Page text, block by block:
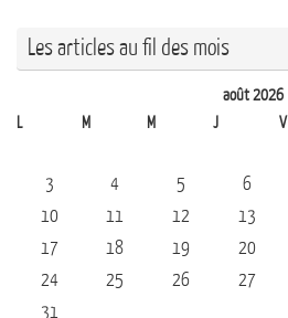
Les articles au fil des mois
août 2026
L
M M J V
3
4 5 6
10
11 12 13
17
18 19 20
24
25 26 27
31